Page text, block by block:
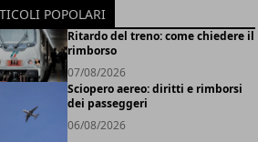
POPOLARI
Ritardo del treno: come chiedere il
rimborso
07/08/2026
Sciopero aereo: diritti e rimborsi
dei passeggeri
06/08/2026